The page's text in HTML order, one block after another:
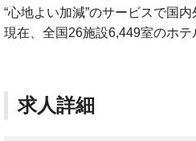
“心地よい加減”のサービスで国
現在、全国26施設6,449室のホテ
求人詳細